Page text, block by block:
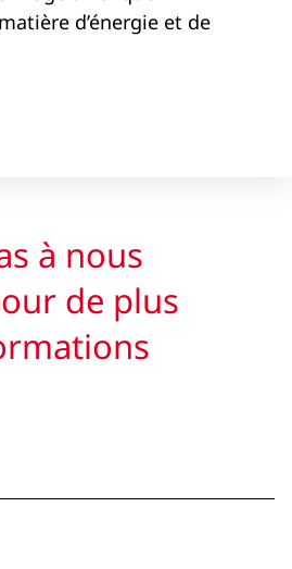
d’énergie et de
à nous
de plus